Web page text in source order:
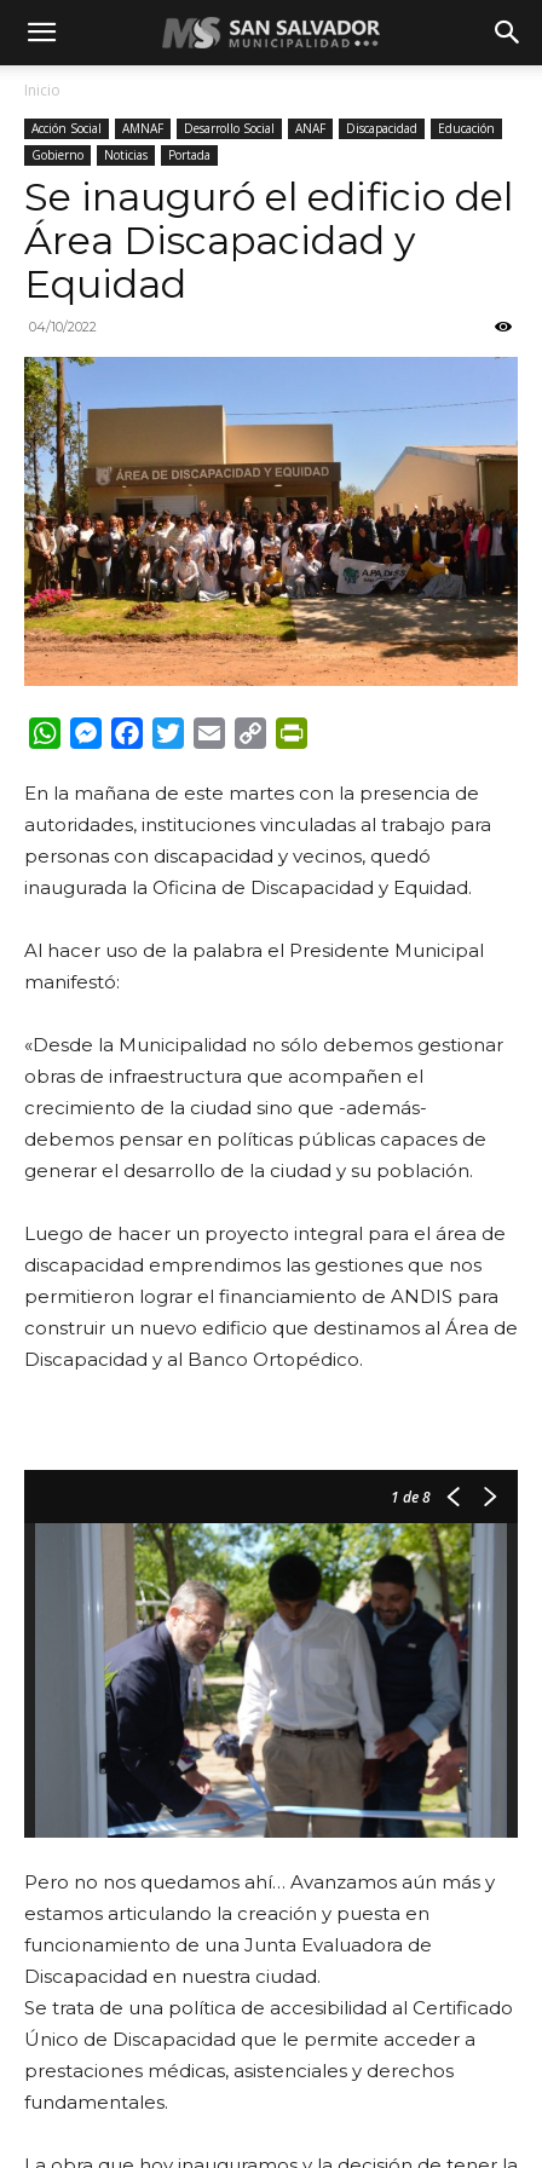
Inicio
Acción Social AMNAF Desarrollo Social ANAF Discapacidad
Educación
Gobierno
Noticias Portada
Se inauguró el edificio del
Área Discapacidad y
Equidad
04/10/2022
WhatsApp
Messenger
FacebookTwitterEmail Copy
En la mañana de este martes con la presencia de
autoridades, instituciones vinculadas al trabajo para
personas con discapacidad y vecinos, quedó
inaugurada la Oficina de Discapacidad y Equidad.
Al hacer uso de la palabra el Presidente Municipal
manifestó:
«Desde la Municipalidad no sólo debemos gestionar
obras de infraestructura que acompañen el
crecimiento de la ciudad sino que -además-
debemos pensar en políticas públicas capaces de
generar el desarrollo de la ciudad y su población.
Luego de hacer un proyecto integral para el área de
discapacidad emprendimos las gestiones que nos
permitieron lograr el financiamiento de ANDIS para
construir un nuevo edificio que destinamos al Área de
Discapacidad y al Banco Ortopédico.
1 de 8
Pero no nos quedamos ahí… Avanzamos aún más y
estamos articulando la creación y puesta en
funcionamiento de una Junta Evaluadora de
Discapacidad en nuestra ciudad.
Se trata de una política de accesibilidad al Certificado
Único de Discapacidad que le permite acceder a
prestaciones médicas, asistenciales y derechos
fundamentales.